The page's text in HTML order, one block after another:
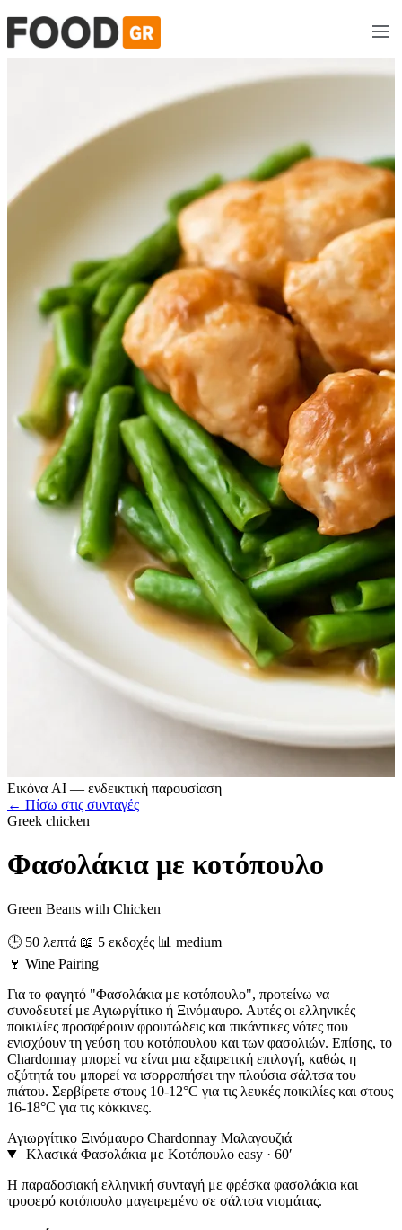
Εικόνα AI — ενδεικτική παρουσίαση
← Πίσω στις συνταγές
Greek chicken
Φασολάκια με κοτόπουλο
Green Beans with Chicken
🕒 50 λεπτά 📖 5 εκδοχές 📊 medium
🍷 Wine Pairing
Για το φαγητό "Φασολάκια με κοτόπουλο", προτείνω να
συνοδευτεί με Αγιωργίτικο ή Ξινόμαυρο. Αυτές οι ελληνικές
ποικιλίες προσφέρουν φρουτώδεις και πικάντικες νότες που
ενισχύουν τη γεύση του κοτόπουλου και των φασολιών. Επίσης, το
Chardonnay μπορεί να είναι μια εξαιρετική επιλογή, καθώς η
οξύτητά του μπορεί να ισορροπήσει την πλούσια σάλτσα του
πιάτου. Σερβίρετε στους 10-12°C για τις λευκές ποικιλίες και στους
16-18°C για τις κόκκινες.
Αγιωργίτικο Ξινόμαυρο Chardonnay Μαλαγουζιά
Κλασικά Φασολάκια με Κοτόπουλο easy · 60′
Η παραδοσιακή ελληνική συνταγή με φρέσκα φασολάκια και
τρυφερό κοτόπουλο μαγειρεμένο σε σάλτσα ντομάτας.